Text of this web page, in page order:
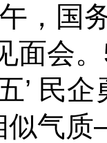
，国
面会
’ 民
似气